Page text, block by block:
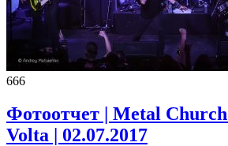
666
Фотоотчет | Metal Church
Volta | 02.07.2017